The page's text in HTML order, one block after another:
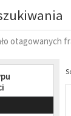
otagowanych